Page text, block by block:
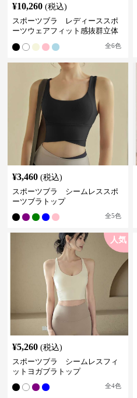
¥10,260 (税込)
スポーツブラ レディーススポ
ーツウェアフィット感抜群立体
全6色
¥3,460 (税込)
スポーツブラ シームレススポ
ーツブラトップ
全5色
人気
¥5,260 (税込)
スポーツブラ シームレスフィ
ットヨガブラトップ
全4色